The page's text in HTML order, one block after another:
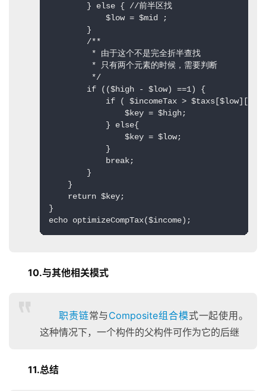
} else { //前半区找
$low = $mid ;
}
/**
* 由于这个不是完全折半查找
* 只有两个元素的时候，需要判断
*/
if (($high - $low) ==1) {
if ( $incomeTax > $taxs[$low][0]
$key = $high;
} else{
$key = $low;
}
break;
}
}
return $key;
}
echo optimizeCompTax($income);
10.与其他相关模式
职责链常与Composite组合模式一起使用。
这种情况下，一个构件的父构件可作为它的后继
11.总结